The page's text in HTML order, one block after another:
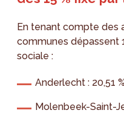
En tenant compte des
communes dépassent
sociale :
Anderlecht : 20,51 %
Molenbeek-Saint-